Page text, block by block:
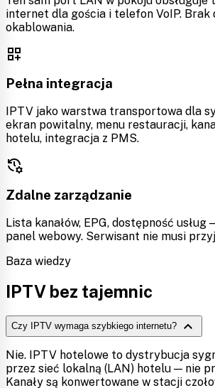
internet dla gościa i telefon VoIP. Brak
okablowania.
dashboard_customize
Pełna integracja
IPTV jako warstwa transportowa dla
ekran powitalny, menu restauracji,
hotelu, integracja z PMS.
manage_history
Zdalne zarządzanie
Lista kanałów, EPG, dostępność
panel webowy. Serwisant nie musi
Baza wiedzy
IPTV bez tajemnic
Czy IPTV wymaga szybkiego internetu? expand_more
Nie. IPTV hotelowe to dystrybucja
przez sieć lokalną (LAN) hotelu — nie
Kanały są konwertowane w stacji